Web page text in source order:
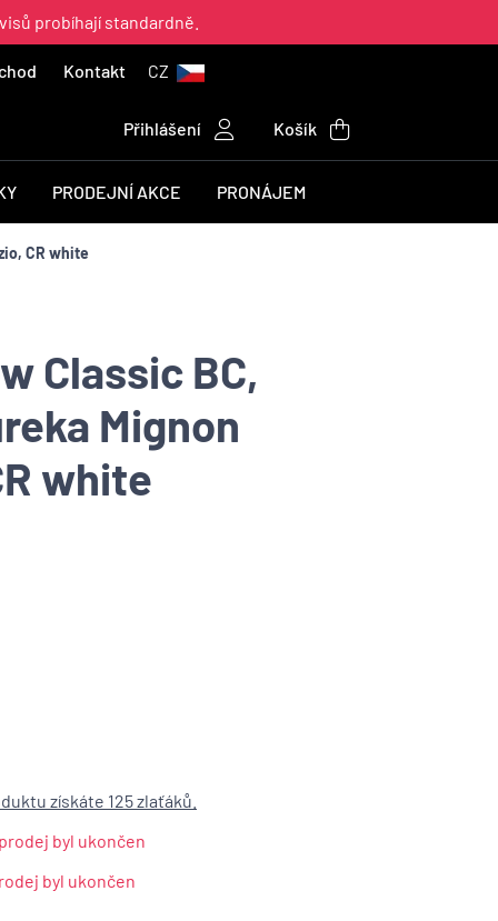
probíhají standardně.
Kontakt CZ
Přihlášení Košík
PRODEJNÍ AKCE PRONÁJEM
CR white
Classic BC,
Mignon
white
získáte 125 zlaťáků.
byl ukončen
byl ukončen